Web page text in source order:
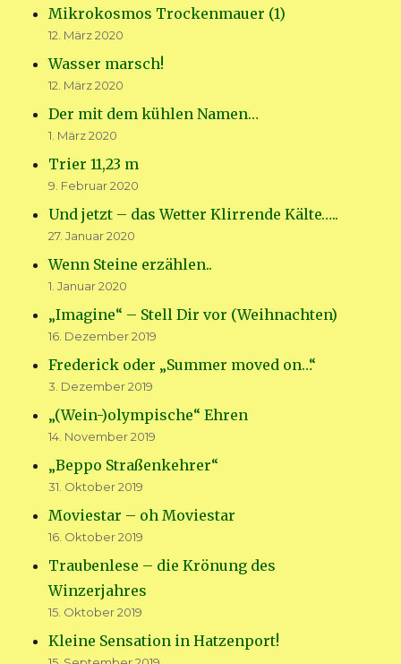
Mikrokosmos Trockenmauer (1)
12. März 2020
Wasser marsch!
12. März 2020
Der mit dem kühlen Namen…
1. März 2020
Trier 11,23 m
9. Februar 2020
Und jetzt – das Wetter Klirrende Kälte…..
27. Januar 2020
Wenn Steine erzählen..
1. Januar 2020
„Imagine“ – Stell Dir vor (Weihnachten)
16. Dezember 2019
Frederick oder „Summer moved on…“
3. Dezember 2019
„(Wein-)olympische“ Ehren
14. November 2019
„Beppo Straßenkehrer“
31. Oktober 2019
Moviestar – oh Moviestar
16. Oktober 2019
Traubenlese – die Krönung des
Winzerjahres
15. Oktober 2019
Kleine Sensation in Hatzenport!